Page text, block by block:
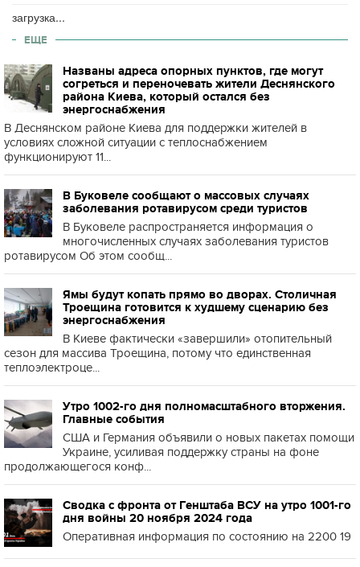
загрузка...
ЕЩЕ
Названы адреса опорных пунктов, где могут
согреться и переночевать жители Деснянского
района Киева, который остался без
энергоснабжения
В Деснянском районе Киева для поддержки жителей в
условиях сложной ситуации с теплоснабжением
функционируют 11...
В Буковеле сообщают о массовых случаях
заболевания ротавирусом среди туристов
В Буковеле распространяется информация о
многочисленных случаях заболевания туристов
ротавирусом Об этом сообщ...
Ямы будут копать прямо во дворах. Столичная
Троещина готовится к худшему сценарию без
энергоснабжения
В Киеве фактически «завершили» отопительный
сезон для массива Троещина, потому что единственная
теплоэлектроце...
Утро 1002-го дня полномасштабного вторжения.
Главные события
США и Германия объявили о новых пакетах помощи
Украине, усиливая поддержку страны на фоне
продолжающегося конф...
Сводка с фронта от Генштаба ВСУ на утро 1001-го
дня войны 20 ноября 2024 года
Оперативная информация по состоянию на 2200 19